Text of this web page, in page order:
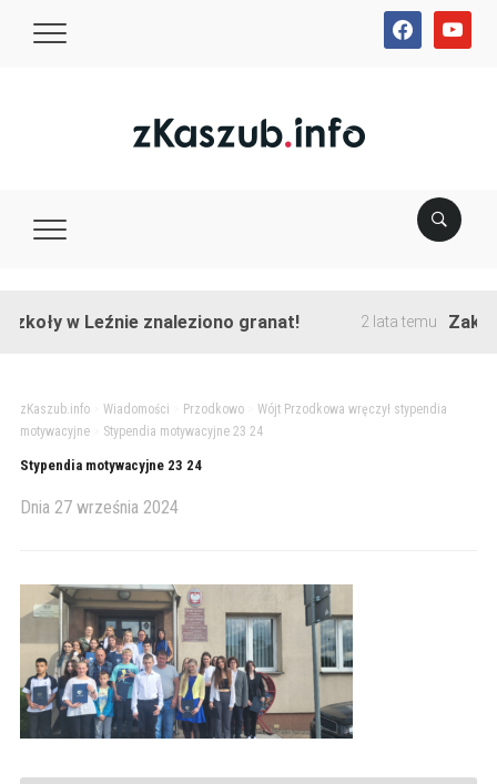
facebookyoutube
w Leźnie znaleziono granat! 2 lata temu
zKaszub.info> Wiadomości Przodkowo> Wójt Przodkowa wręczył stypendia
motywacyjne> Stypendia motywacyjne 23 24
Stypendia motywacyjne 23 24
Dnia 27 września 2024